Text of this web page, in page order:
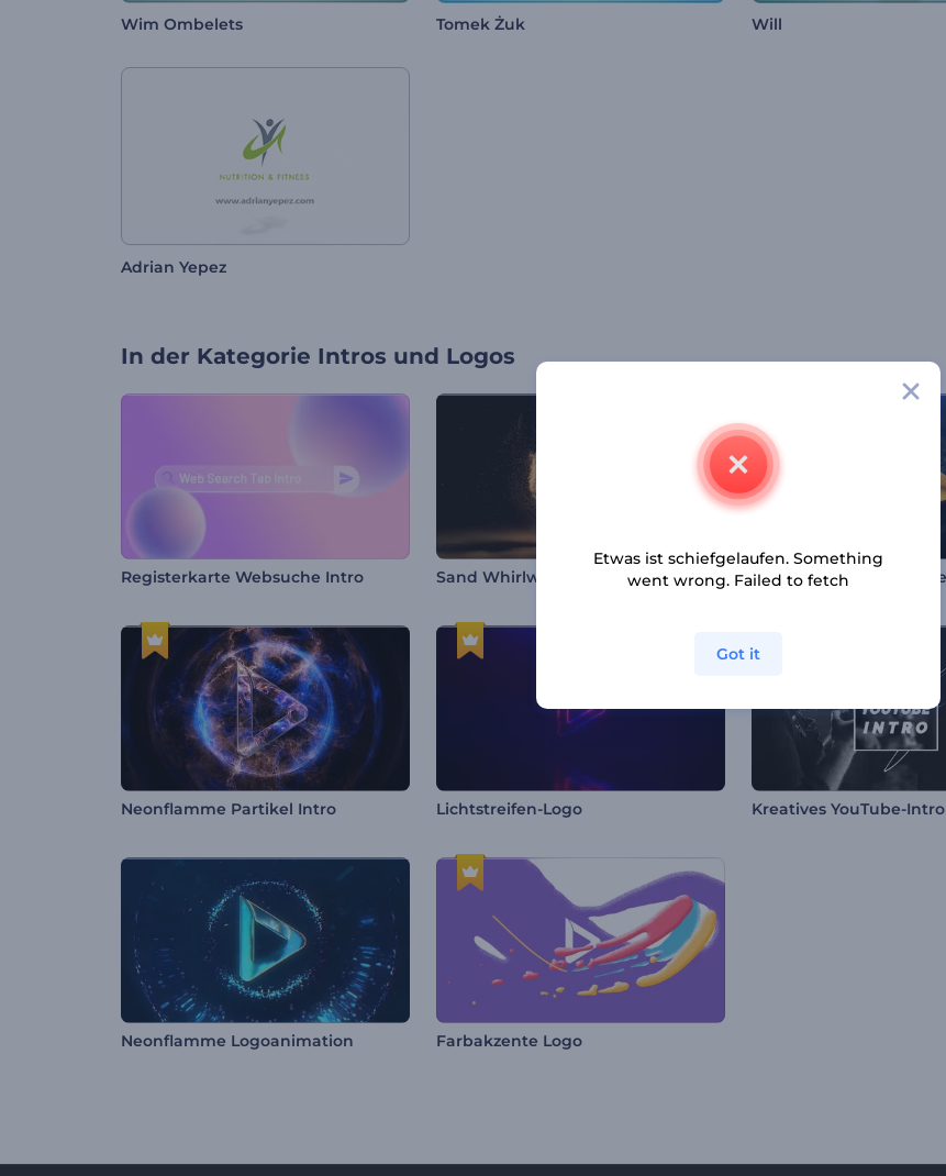
Wim Ombelets Tomek Żuk Will
Adrian Yepez
In der Kategorie Intros und Logos
Registerkarte Websuche Intro Sand Whirlwind Intro
Neonflamme Partikel Intro Lichtstreifen-Logo Kreatives YouTube-Intro
Neonflamme Logoanimation Farbakzente Logo
Etwas ist schiefgelaufen. Something
went wrong. Failed to fetch
Got it